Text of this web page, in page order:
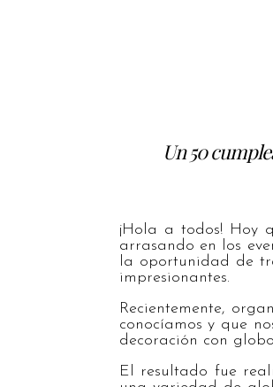
Un 50
¡Hola a todos! Hoy
arrasando en los
la oportunidad de
impresionantes.
Recientemente,
conocíamos y que
decoración con
El resultado fue